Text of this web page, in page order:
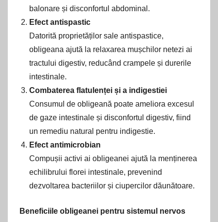
balonare și disconfortul abdominal.
Efect antispastic
Datorită proprietăților sale antispastice,
obligeana ajută la relaxarea mușchilor netezi ai
tractului digestiv, reducând crampele și durerile
intestinale.
Combaterea flatulenței și a indigestiei
Consumul de obligeană poate ameliora excesul
de gaze intestinale și disconfortul digestiv, fiind
un remediu natural pentru indigestie.
Efect antimicrobian
Compușii activi ai obligeanei ajută la menținerea
echilibrului florei intestinale, prevenind
dezvoltarea bacteriilor și ciupercilor dăunătoare.
Beneficiile obligeanei pentru sistemul nervos